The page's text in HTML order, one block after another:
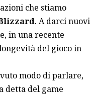
che stiamo
. A darci nuovi
in una recente
del gioco in
modo di parlare,
detta del game